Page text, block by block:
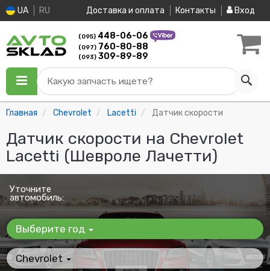
UA RU Доставка и оплата Контакты Вход
(095) 448-06-06
(097) 760-80-88
(093) 309-89-89
Какую запчасть ищете?
Главная Chevrolet Lacetti Датчик скорости
Датчик скорости на Chevrolet
Lacetti (Шевроле Лачетти)
Уточните
автомобиль:
Выберите год
Chevrolet